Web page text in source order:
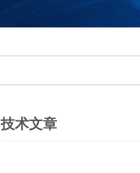
技术文章